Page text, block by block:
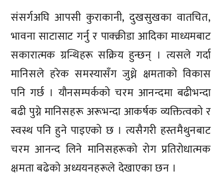
संसर्गअघि आपसी कुराकानी, दुखसुखका वातचित,
भावना साटासाट गर्नु र पाक्क्रीडा आदिका माध्यमबाट
सकारात्मक ग्रन्थिहरू सक्रिय हुन्छन् । त्यसले गर्दा
मानिसले हरेक समस्यासँग जुध्ने क्षमताको विकास
पनि गर्छ । यौनसम्पर्कको चरम आनन्दमा बढीभन्दा
बढी पुग्ने मानिसहरू अरूभन्दा आकर्षक व्यक्तित्वको र
स्वस्थ पनि हुने पाइएको छ । त्यसैगरी हस्तमैथुनबाट
चरम आनन्द लिने मानिसहरूको रोग प्रतिरोधात्मक
क्षमता बढेको अध्ययनहरूले देखाएका छन ।